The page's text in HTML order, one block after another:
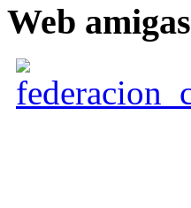
Web amigas